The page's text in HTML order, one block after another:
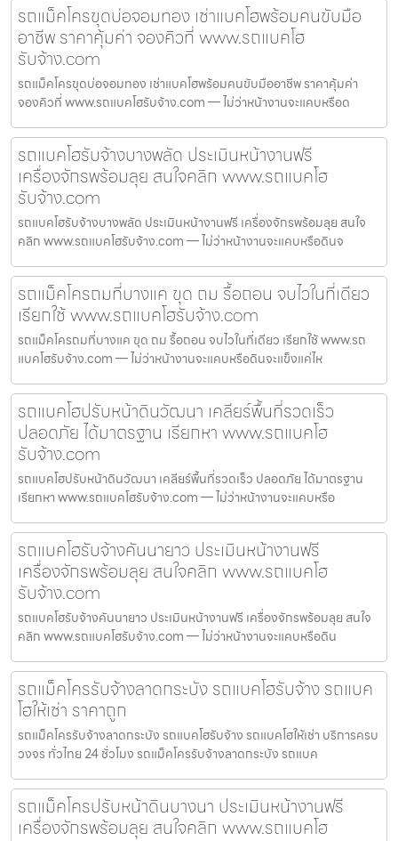
รถแม็คโครขุดบ่อจอมทอง เช่าแบคโฮพร้อมคนขับมือ
อาชีพ ราคาคุ้มค่า จองคิวที่ www.รถแบคโฮ
รับจ้าง.com
รถแม็คโครขุดบ่อจอมทอง เช่าแบคโฮพร้อมคนขับมืออาชีพ ราคาคุ้มค่า
จองคิวที่ www.รถแบคโฮรับจ้าง.com — ไม่ว่าหน้างานจะแคบหรือด
รถแบคโฮรับจ้างบางพลัด ประเมินหน้างานฟรี
เครื่องจักรพร้อมลุย สนใจคลิก www.รถแบคโฮ
รับจ้าง.com
รถแบคโฮรับจ้างบางพลัด ประเมินหน้างานฟรี เครื่องจักรพร้อมลุย สนใจ
คลิก www.รถแบคโฮรับจ้าง.com — ไม่ว่าหน้างานจะแคบหรือดินจ
รถแม็คโครถมที่บางแค ขุด ถม รื้อถอน จบไวในที่เดียว
เรียกใช้ www.รถแบคโฮรับจ้าง.com
รถแม็คโครถมที่บางแค ขุด ถม รื้อถอน จบไวในที่เดียว เรียกใช้ www.รถ
แบคโฮรับจ้าง.com — ไม่ว่าหน้างานจะแคบหรือดินจะแข็งแค่ไห
รถแบคโฮปรับหน้าดินวัฒนา เคลียร์พื้นที่รวดเร็ว
ปลอดภัย ได้มาตรฐาน เรียกหา www.รถแบคโฮ
รับจ้าง.com
รถแบคโฮปรับหน้าดินวัฒนา เคลียร์พื้นที่รวดเร็ว ปลอดภัย ได้มาตรฐาน
เรียกหา www.รถแบคโฮรับจ้าง.com — ไม่ว่าหน้างานจะแคบหรือ
รถแบคโฮรับจ้างคันนายาว ประเมินหน้างานฟรี
เครื่องจักรพร้อมลุย สนใจคลิก www.รถแบคโฮ
รับจ้าง.com
รถแบคโฮรับจ้างคันนายาว ประเมินหน้างานฟรี เครื่องจักรพร้อมลุย สนใจ
คลิก www.รถแบคโฮรับจ้าง.com — ไม่ว่าหน้างานจะแคบหรือดิน
รถแม็คโครรับจ้างลาดกระบัง รถแบคโฮรับจ้าง รถแบค
โฮให้เช่า ราคาถูก
รถแม็คโครรับจ้างลาดกระบัง รถแบคโฮรับจ้าง รถแบคโฮให้เช่า บริการครบ
วงจร ทั่วไทย 24 ชั่วโมง รถแม็คโครรับจ้างลาดกระบัง รถแบค
รถแม็คโครปรับหน้าดินบางนา ประเมินหน้างานฟรี
เครื่องจักรพร้อมลุย สนใจคลิก www.รถแบคโฮ